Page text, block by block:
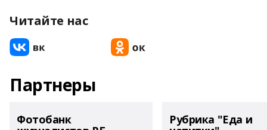
Читайте нас
Партнеры
Фотобанк Рубрика "Еда и